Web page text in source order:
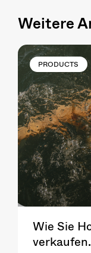
Weitere
PRODUCTS
Wie Sie
verkaufen.